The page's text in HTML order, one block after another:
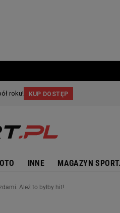
INNE MAGAZYN
Ależ to byłby hit!